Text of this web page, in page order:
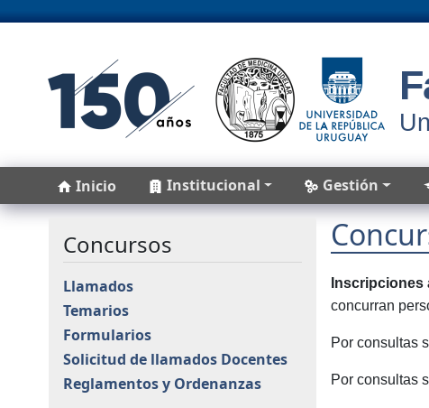
Main navigation
Inicio Institucional Gestión
Concursos
Llamados
Temarios
Formularios
Solicitud de llamados Docentes
Reglamentos y Ordenanzas
concurran
Por consultas
Por consultas